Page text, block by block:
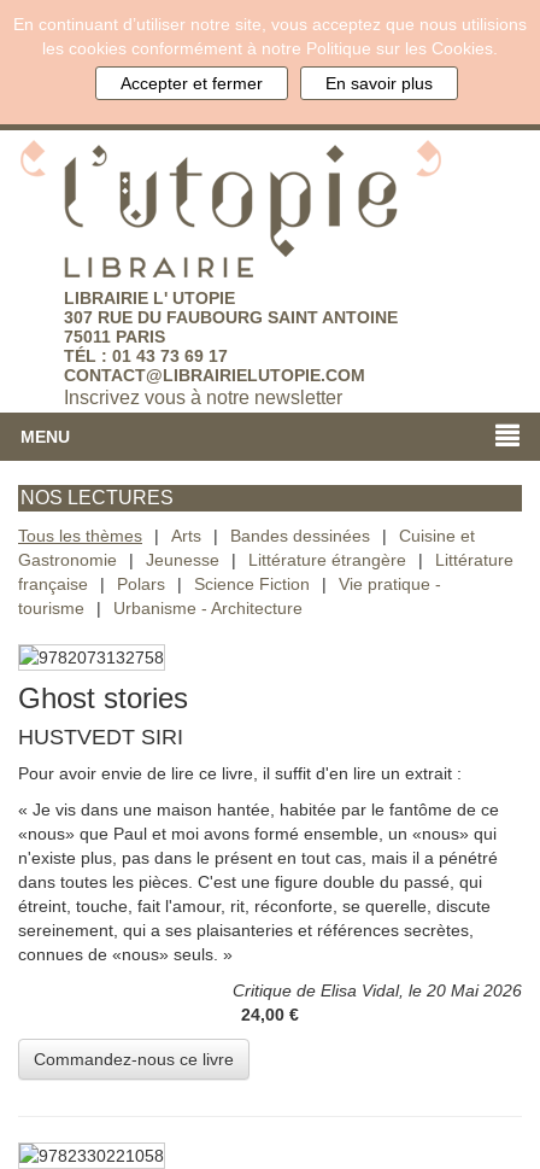
En continuant d’utiliser notre site, vous acceptez que nous utilisions
les cookies conformément à notre Politique sur les Cookies.
Accepter et fermer
En savoir plus
LIBRAIRIE L' UTOPIE
307 RUE DU FAUBOURG SAINT ANTOINE
75011 PARIS
TÉL : 01 43 73 69 17
CONTACT@LIBRAIRIELUTOPIE.COM
Inscrivez vous à notre newsletter
MENU
NOS LECTURES
Tous les thèmes | Arts | Bandes dessinées |
Cuisine et
Gastronomie
| Jeunesse | Littérature étrangère |
Littérature
française
| Polars | Science Fiction |
Vie pratique -
tourisme
| Urbanisme - Architecture
Ghost stories
HUSTVEDT SIRI
Pour avoir envie de lire ce livre, il suffit d'en lire un extrait :
« Je vis dans une maison hantée, habitée par le fantôme de ce
«nous» que Paul et moi avons formé ensemble, un «nous» qui
n'existe plus, pas dans le présent en tout cas, mais il a pénétré
dans toutes les pièces. C'est une figure double du passé, qui
étreint, touche, fait l'amour, rit, réconforte, se querelle, discute
sereinement, qui a ses plaisanteries et références secrètes,
connues de «nous» seuls. »
Critique de Elisa Vidal, le 20 Mai 2026
24,00 €